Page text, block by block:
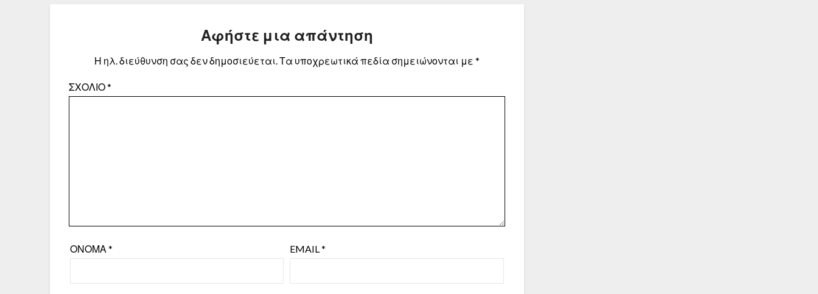
Αφήστε μια απάντηση
Η ηλ. διεύθυνση σας δεν δημοσιεύεται.Τα υποχρεωτικά πεδία σημειώνονται με *
ΣΧΌΛΙΟ*
ΌΝΟΜΑ* EMAIL*